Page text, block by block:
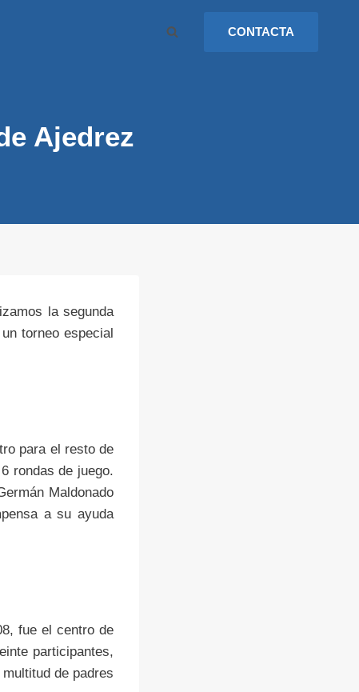
CONTACTA
Ajedrez
la segunda
torneo especial
para el resto de
rondas de juego.
Maldonado
a su ayuda
fue el centro de
participantes,
de padres